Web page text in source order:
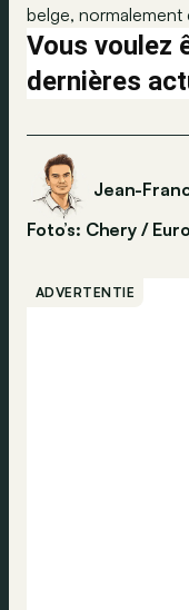
belge, normalement
Vous voulez
dernières
Jean-
Foto’s: Chery /
ADVERTENTIE